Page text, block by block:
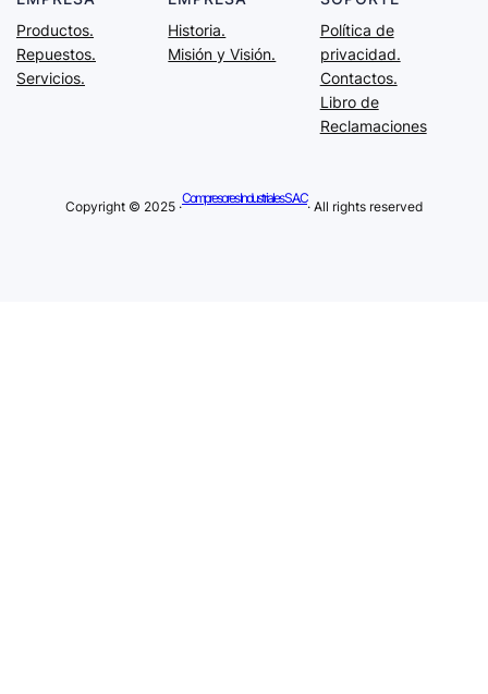
Productos.
Repuestos.
Servicios.
Historia.
Misión y Visión.
Política de
privacidad.
Contactos.
Libro de
Reclamaciones
Copyright © 2025 ·
Compresores Industriales S.A.C
· All rights reserved